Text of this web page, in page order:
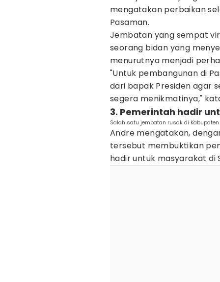
mengatakan perbaikan
Pasaman.
Jembatan yang sempat
seorang bidan yang
menurutnya menjadi
"Untuk pembangunan di
dari bapak Presiden agar
segera menikmatinya,"
3. Pemerintah hadir
Salah satu jembatan rusak di
Andre mengatakan,
tersebut membuktikan
hadir untuk masyarakat di